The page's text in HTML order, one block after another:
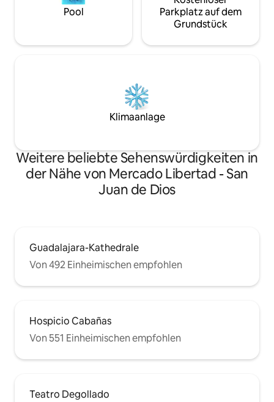
Pool
Parkplatz auf dem
Grundstück
Klimaanlage
Weitere beliebte Sehenswürdigkeiten in
der Nähe von Mercado Libertad - San
Juan de Dios
Guadalajara-Kathedrale
Von 492 Einheimischen empfohlen
Hospicio Cabañas
Von 551 Einheimischen empfohlen
Teatro Degollado